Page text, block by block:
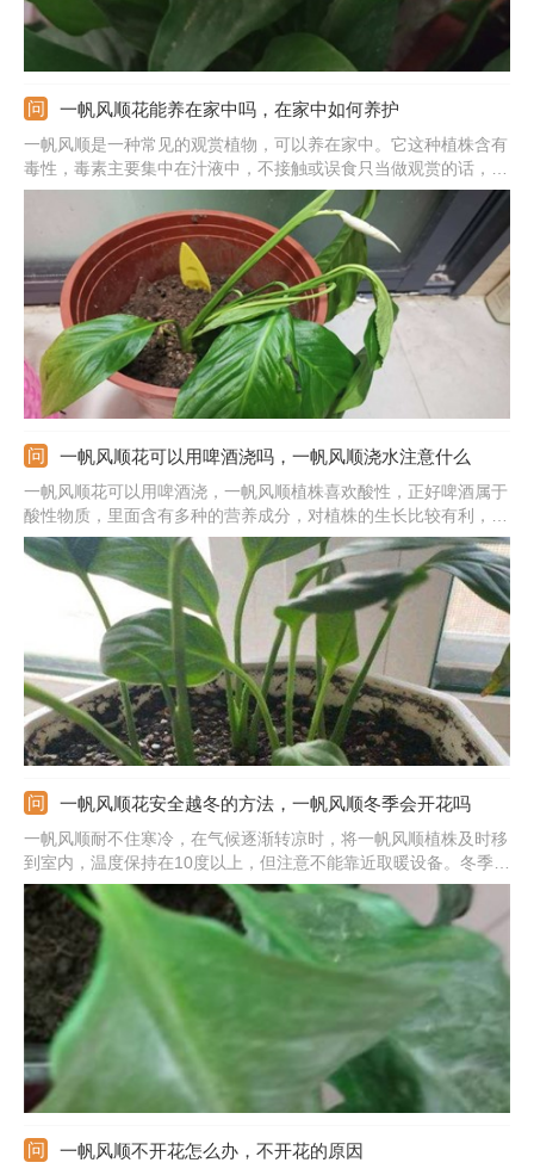
一帆风顺花能养在家中吗，在家中如何养护
一帆风顺是一种常见的观赏植物，可以养在家中。它这种植株含有
毒性，毒素主要集中在汁液中，不接触或误食只当做观赏的话，不
会对身体造成伤害。一帆风顺养在家中优点很多，它的观赏性比较
高，能很好的装饰环境，它净化空气的效果也不错，能吸附环境中
的灰尘。喜欢的可以养在家中一盆，但是家中有小孩子的不建议
养。
一帆风顺花可以用啤酒浇吗，一帆风顺浇水注意什么
一帆风顺花可以用啤酒浇，一帆风顺植株喜欢酸性，正好啤酒属于
酸性物质，里面含有多种的营养成分，对植株的生长比较有利，能
促进植株茁壮生长，枝叶茂盛。啤酒不能直接拿来浇，需要经过兑
水稀释50倍之后再拿来浇。还可以兑水后用来擦拭叶片，可以促进
叶子生长，使叶子变得油亮嫩绿。
一帆风顺花安全越冬的方法，一帆风顺冬季会开花吗
一帆风顺耐不住寒冷，在气候逐渐转凉时，将一帆风顺植株及时移
到室内，温度保持在10度以上，但注意不能靠近取暖设备。冬季的
温度比较低，生长速度明显减慢，所以水肥方面要减少。冬季室内
比较的干燥，用小喷壶向周边喷水保湿。将一帆风顺移到光线好的
地方，保证好充足的光照。
一帆风顺不开花怎么办，不开花的原因